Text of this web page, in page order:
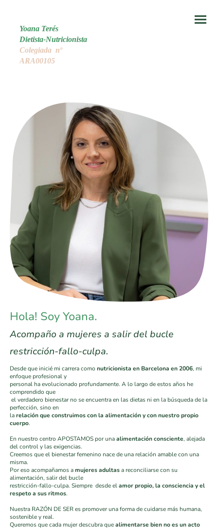
Yoana Terés
Dietista-Nutricionista
Colegiada nº
ARA00105
Hola! Soy Yoana.
Acompaño a mujeres a salir del bucle
restricción-fallo-culpa.
Desde que inicié mi carrera como nutricionista en Barcelona en 2006, mi
enfoque profesional y
personal ha evolucionado profundamente. A lo largo de estos años he
comprendido que
el verdadero bienestar no se encuentra en las dietas ni en la búsqueda de la
perfección, sino en
larelación que construimos con la alimentación y con nuestro propio
cuerpo.
En nuestro centro APOSTAMOS por unaalimentación consciente, alejada
del control y las exigencias.
Creemos que el bienestar femenino nace de una relación amable con una
misma.
Por eso acompañamos amujeres adultasa reconciliarse con su
alimentación, salir del bucle
restricción-fallo-culpa. Siempre desde elamor propio, la consciencia y el
respeto a sus ritmos.
Nuestra RAZÓN DE SER es promover una forma de cuidarse más humana,
sostenible y real.
Queremos que cada mujer descubra quealimentarse bien no es un acto